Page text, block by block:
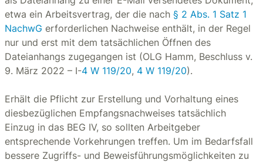
etwa ein Arbeitsvertrag, der die nach § 2 Abs. 1 Satz 1
NachwG erforderlichen Nachweise enthält, in der Regel
nur und erst mit dem tatsächlichen Öffnen des
Dateianhangs zugegangen ist (OLG Hamm, Beschluss v.
9. März 2022 – I-4 W 119/20, 4 W 119/20).
Erhält die Pflicht zur Erstellung und Vorhaltung eines
diesbezüglichen Empfangsnachweises tatsächlich
Einzug in das BEG IV, so sollten Arbeitgeber
entsprechende Vorkehrungen treffen. Um im Bedarfsfall
bessere Zugriffs- und Beweisführungsmöglichkeiten zu